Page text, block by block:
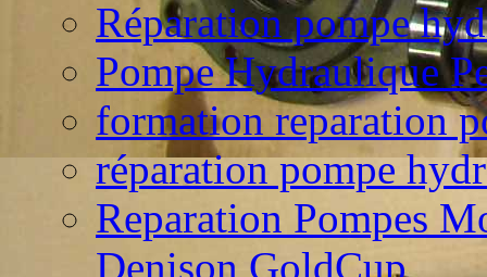
Réparation pompe
Pompe Hydraulique
formation reparation
réparation pompe
Reparation Pompes
Denison GoldCup